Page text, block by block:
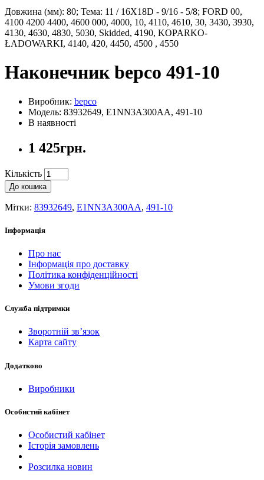
Довжина (мм): 80; Тема: 11 / 16X18D - 9/16 - 5/8; FORD 00,
4100 4200 4400, 4600 000, 4000, 10, 4110, 4610, 30, 3430, 3930,
4130, 4630, 4830, 5030, Skidded, 4190, KOPARKO-
ŁADOWARKI, 4140, 420, 4450, 4500 , 4550
Наконечник bepco 491-10
Виробник: bepco
Модель: 83932649, E1NN3A300AA, 491-10
В наявності
1 425грн.
Кількість
До кошика
Мітки: 83932649, E1NN3A300AA, 491-10
Інформація
Про нас
Інформація про доставку
Політика конфіденційності
Умови згоди
Служба підтримки
Зворотній зв’язок
Карта сайту
Додатково
Виробники
Особистий кабінет
Особистий кабінет
Історія замовлень
Розсилка новин